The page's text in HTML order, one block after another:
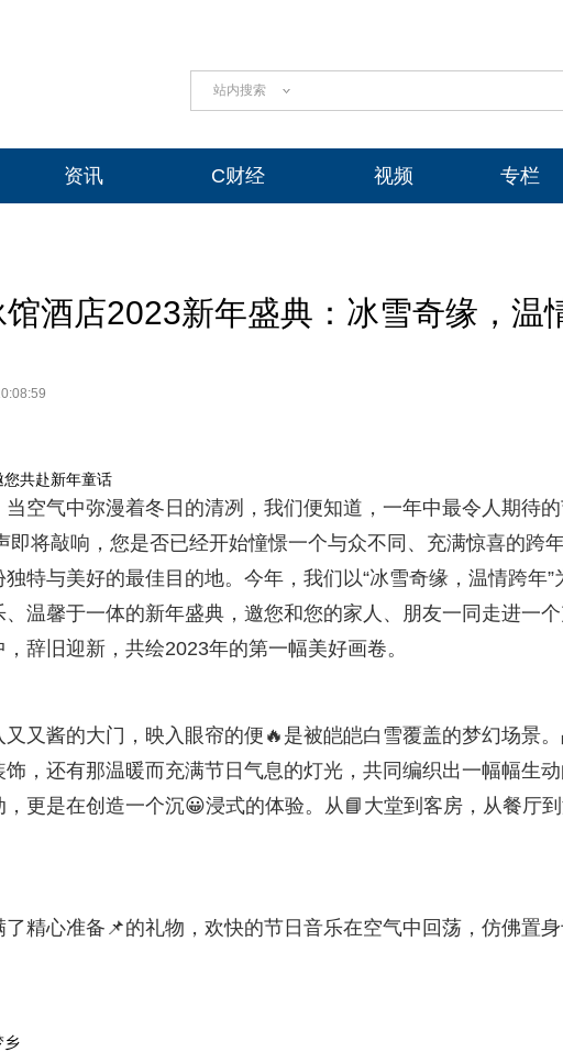
站内搜索
资讯 C财经 视频 专栏
酒店2023新年盛典：冰雪奇缘，温
共赴新年童话
当空气中弥漫着冬日的清冽，我们便知道，一年中最令人期待
即将敲响，您是否已经开始憧憬一个与众不同、充满惊喜的跨
特与美好的最佳目的地。今年，我们以“冰雪奇缘，温情跨年”
温馨于一体的新年盛典，邀您和您的家人、朋友一同走进一
辞旧迎新，共绘2023年的第一幅美好画卷。
又酱的大门，映入眼帘的便🔥是被皑皑白雪覆盖的梦幻场景。
，还有那温暖而充满节日气息的灯光，共同编织出一幅幅生
更是在创造一个沉😀浸式的体验。从📘大堂到客房，从餐厅
了精心准备📌的礼物，欢快的节日音乐在空气中回荡，仿佛置
乡